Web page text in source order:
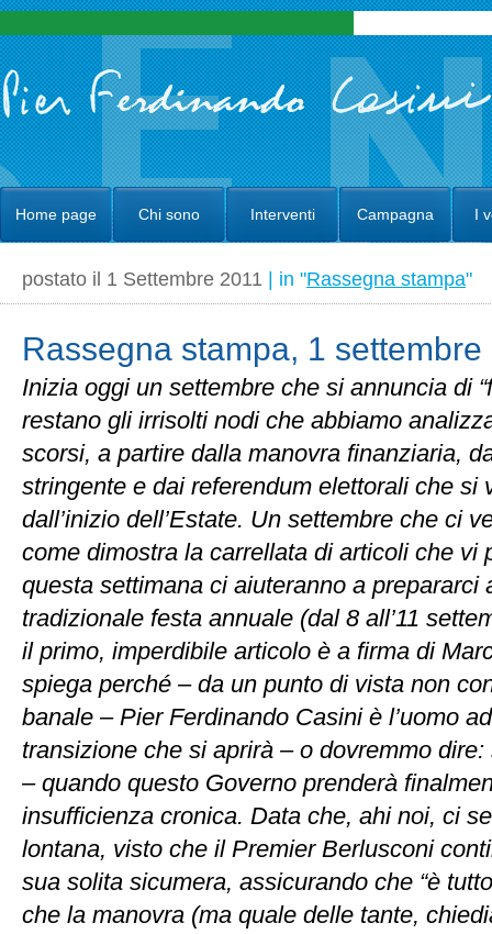
Home page Chi sono Interventi Campagna I
postato il 1 Settembre 2011 | in "Rassegna stampa"
Rassegna stampa, 1 settembre
Inizia oggi un settembre che si annuncia di
restano gli irrisolti nodi che abbiamo
scorsi, a partire dalla manovra finanziaria,
stringente e dai referendum elettorali che si
dall’inizio dell’Estate. Un settembre che ci
come dimostra la carrellata di articoli che vi
questa settimana ci aiuteranno a prepararci
tradizionale festa annuale (dal 8 all’11
il primo, imperdibile articolo è a firma di
spiega perché – da un punto di vista non
banale – Pier Ferdinando Casini è l’uomo
transizione che si aprirà – o dovremmo
– quando questo Governo prenderà
insufficienza cronica. Data che, ahi noi, ci
lontana, visto che il Premier Berlusconi
sua solita sicumera, assicurando che “è
che la manovra (ma quale delle tante,